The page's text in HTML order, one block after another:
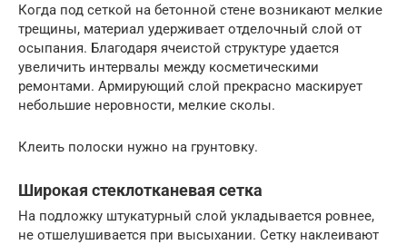
Когда под сеткой на бетонной стене возникают мелкие
трещины, материал удерживает отделочный слой от
осыпания. Благодаря ячеистой структуре удается
увеличить интервалы между косметическими
ремонтами. Армирующий слой прекрасно маскирует
небольшие неровности, мелкие сколы.
Клеить полоски нужно на грунтовку.
Широкая стеклотканевая сетка
На подложку штукатурный слой укладывается ровнее,
не отшелушивается при высыхании. Сетку наклеивают